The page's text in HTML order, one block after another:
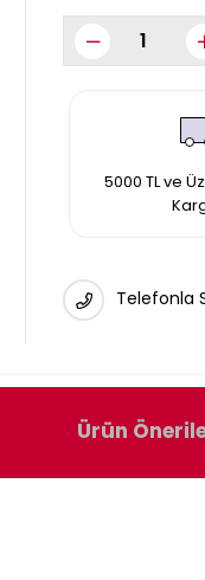
5000 TL ve
Telefonla
Ürün